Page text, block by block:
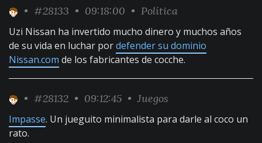
• #28133 • 09:18:00 • Política
Uzi Nissan ha invertido mucho dinero y muchos años
de su vida en luchar pordefender su dominio
Nissan.com de los fabricantes de cocche.
• #28132 • 09:12:45 • Juegos
Impasse. Un jueguito minimalista para darle al coco un
rato.